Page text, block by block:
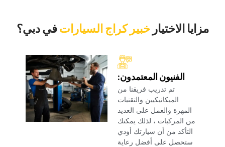
‏مزايا الاختيار‏ خبير كراج السيارات‏في دبي؟‏
‏الفنيون المعتمدون:‏
‏تم تدريب فريقنا من
الميكانيكيين والتقنيات
المهرة والعمل على العديد
من المركبات ، لذلك يمكنك
التأكد من أن سيارتك أودي
ستحصل على أفضل رعاية